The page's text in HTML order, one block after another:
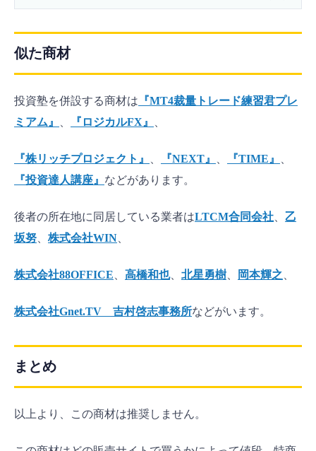
似た商材
投資塾を併設する商材は 『MT4裁量トレード練習君プレ
ミアム』
『ロジカルFX』
『株リッチプロジェクト』 『NEXT』 『TIME』
『投資達人講座』 などがあります。
後者の所在地に同居している業者はLTCM合同会社
乙
坂努
株式会社WIN
株式会社88OFFICE 高橋和也、 北星勇樹 岡本輝之
株式会社Gnet.TV 吉村啓志事務所などがいます。
まとめ
以上より、この商材は推奨しません。